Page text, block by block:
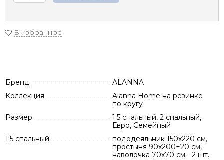
В избранное
Бренд
ALANNA
Коллекция
Alanna Home на резинке
по кругу
Размер
1.5 спальный, 2 спальный,
Евро, Семейный
1.5 спальный
пододеяльник 150х220 см,
простыня 90х200+20 см,
наволочка 70х70 см - 2 шт.